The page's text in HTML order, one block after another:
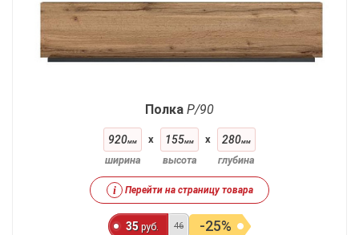
Полка P/90
920мм
ширина
x 155мм
высота
x 280мм
глубина
i Перейти на страницу товара
35 руб. 46 -25%